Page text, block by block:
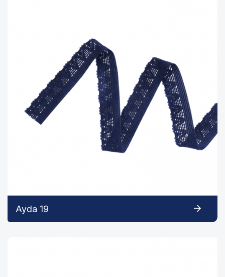
Ayda 19